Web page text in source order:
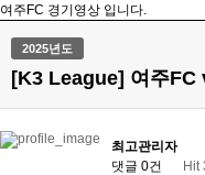
여주FC 경기영상 입니다.
2025년도
[K3 League] 여주FC
최고관리자
댓글 0건
Hit